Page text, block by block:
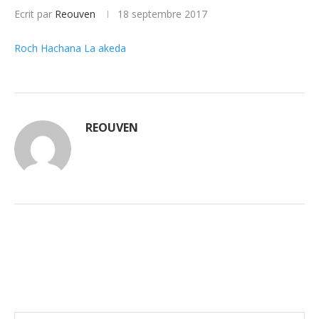
Ecrit par Reouven 18 septembre 2017
Roch Hachana La akeda
REOUVEN